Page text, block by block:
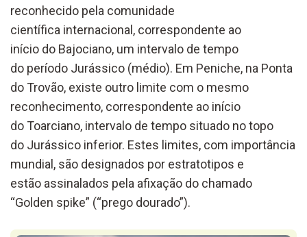
reconhecido pela comunidade
científica internacional, correspondente ao
início do Bajociano, um intervalo de tempo
do período Jurássico (médio). Em Peniche, na Ponta
do Trovão, existe outro limite com o mesmo
reconhecimento, correspondente ao início
do Toarciano, intervalo de tempo situado no topo
do Jurássico inferior. Estes limites, com importância
mundial, são designados por estratotipos e
estão assinalados pela afixação do chamado
“Golden spike” (“prego dourado”).